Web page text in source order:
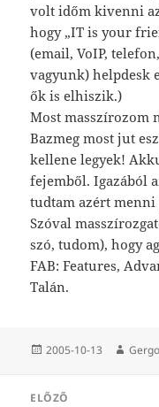
volt időm kivenni
hogy „IT is your
(email, VoIP,
vagyunk) helpdesk
ők is elhiszik.)
Most masszírozom
Bazmeg most jut
kellene legyek!
fejemből. Igazából
tudtam azért
Szóval
szó, tudom), hogy
FAB: Features,
Talán.
Közzétéve
2005-10-13 Szerző
ELŐZŐ